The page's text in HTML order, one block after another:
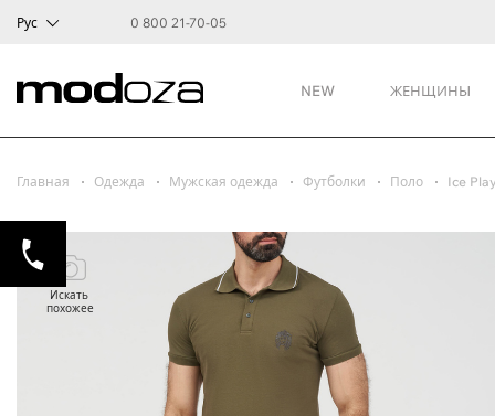
Рус 0 800 21-70-05
NEW ЖЕНЩИНЫ
Главная Одежда Мужская одежда Футболки Поло Ice Play
Искать
похожее